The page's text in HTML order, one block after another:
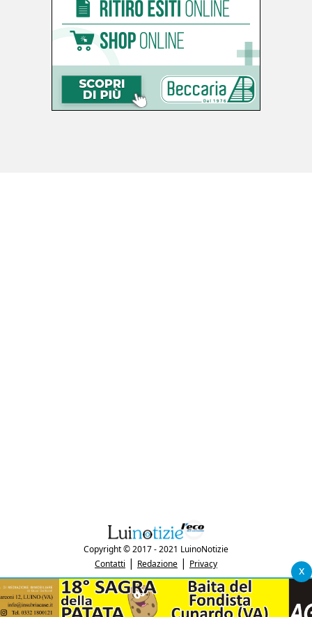
x
Copyright © 2017 - 2021 LuinoNotizie
Contatti | Redazione | Privacy
"Luinonotizie.it è una testata giornalistica iscritta al Registro Stampa del
tribunale di Varese al n. 5/2017 in data 29/6/2017"
P.IVA: 03433740127